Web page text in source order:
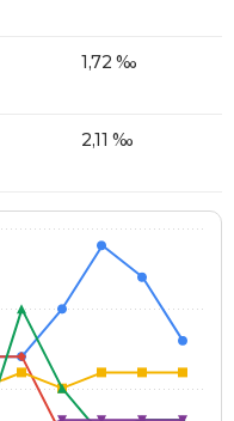
1,72 ‰
2,11 ‰